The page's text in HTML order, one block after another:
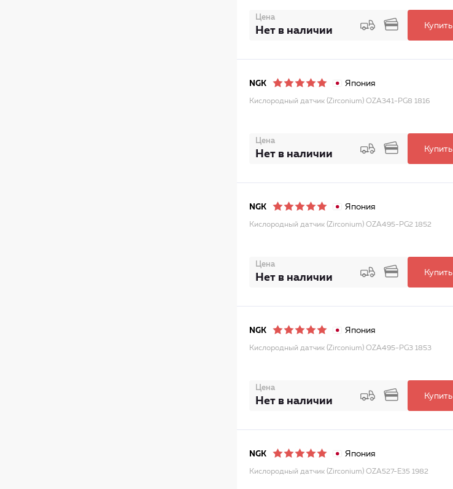
Цена
Нет в наличии Купить
NGK Япония
Кислородный датчик (Zirconium) OZA341-PG8 1816
Цена
Нет в наличии Купить
NGK Япония
Кислородный датчик (Zirconium) OZA495-PG2 1852
Цена
Нет в наличии Купить
NGK Япония
Кислородный датчик (Zirconium) OZA495-PG3 1853
Цена
Нет в наличии Купить
NGK Япония
Кислородный датчик (Zirconium) OZA527-E35 1982